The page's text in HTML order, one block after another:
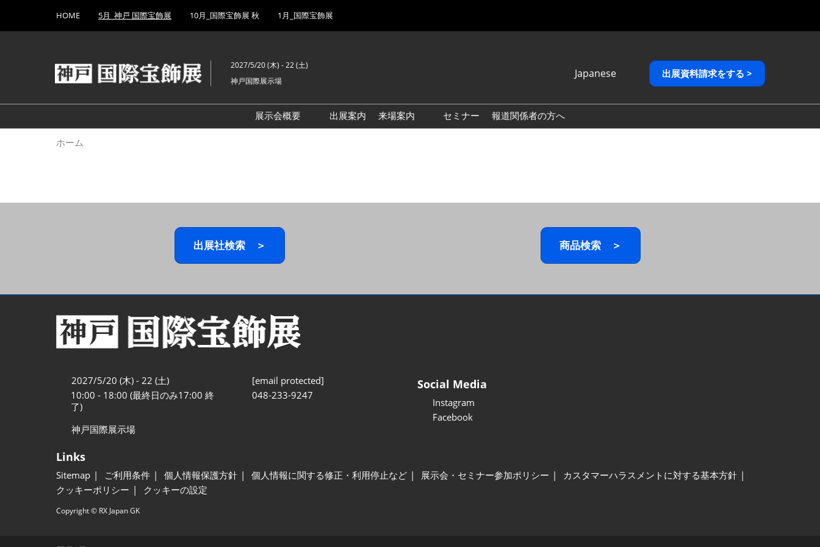
キ
し
て
to
HOME 5月_神戸 国際宝飾展 10月_国際宝飾展 秋 1月_国際宝飾展
2027/5/20 (木) - 22 (土)
神戸国際展示場
Japanese
English
繁體中文
出展資料請求をする >
展示会概要
出展案内
来場案内
セミナー 報道関係者の方へ
ホーム
出展社検索 ＞ 商品検索 ＞
2027/5/20 (木) - 22 (土)
10:00 - 18:00 (最終日のみ17:00 終
了)
神戸国際展示場
[email protected]
048-233-9247
Social Media
Instagram
Facebook
Links
Sitemap ご利用条件 個人情報保護方針 個人情報に関する修正・利用停止など 展示会・セミナー参加ポリシー
カスタマーハラスメントに対する基本方針
クッキーポリシー
クッキーの設定
Copyright © RX Japan GK